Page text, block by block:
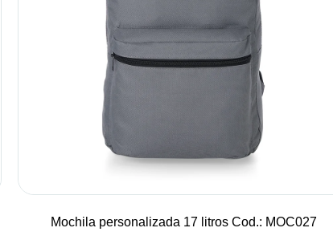
Mochila personalizada 17 litros Cod.: MOC027